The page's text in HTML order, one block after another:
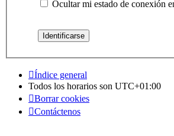
Ocultar mi estado de conexión
Índice general
Todos los horarios son UTC+01:00
Borrar cookies
Contáctenos